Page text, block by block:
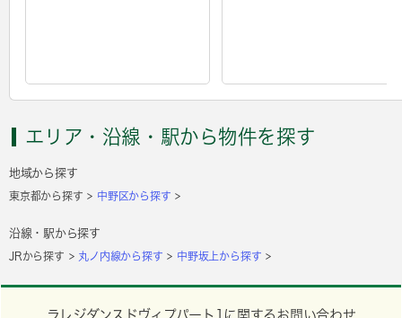
エリア・沿線・駅から物件を探す
地域から探す
東京都から探す 中野区から探す
沿線・駅から探す
JRから探す 丸ノ内線から探す 中野坂上から探す
ラレジダンスドヴィプパート1に関するお問い合わせ